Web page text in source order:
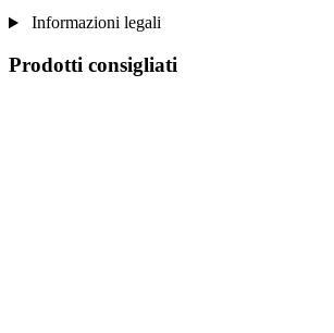
Informazioni legali
Prodotti consigliati